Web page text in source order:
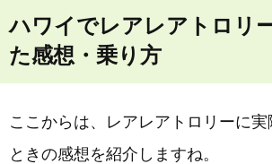
ハワイでレアレアトロリ
た感想・乗り方
ここからは、レアレアトロリーに
ときの感想を紹介しますね。